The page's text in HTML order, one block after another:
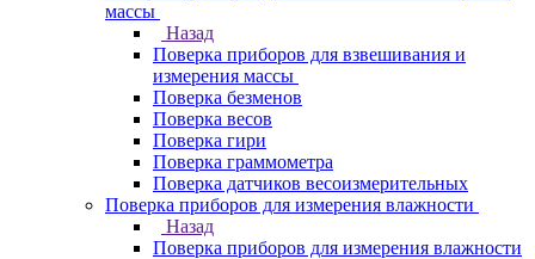
массы
Назад
Поверка приборов для взвешивания и
измерения массы
Поверка безменов
Поверка весов
Поверка гири
Поверка граммометра
Поверка датчиков весоизмерительных
Поверка приборов для измерения влажности
Назад
Поверка приборов для измерения влажности